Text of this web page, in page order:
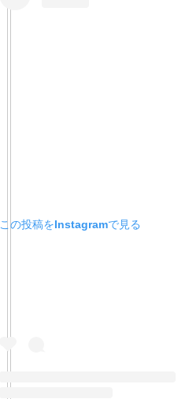
この投稿をInstagramで見る